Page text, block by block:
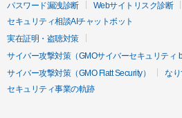
パスワード漏洩診断
Webサイトリスク診断
セキュリティ相談AIチャットボット
実在証明・盗聴対策
サイバー攻撃対策（GMOサイバーセキュリティ
サイバー攻撃対策（GMO Flatt Security）
な
セキュリティ事業の軌跡